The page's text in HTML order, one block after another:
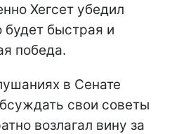
Хегсет убедил
будет быстрая и
победа.
в Сенате
свои советы
возлагал вину за